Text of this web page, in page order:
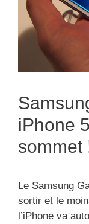
iPhone
sommet
Le Samsung
sortir et le
l’iPhone va